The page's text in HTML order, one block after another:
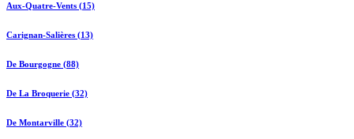
Aux-Quatre-Vents (15)
Carignan-Salières (13)
De Bourgogne (88)
De La Broquerie (32)
De Montarville (32)